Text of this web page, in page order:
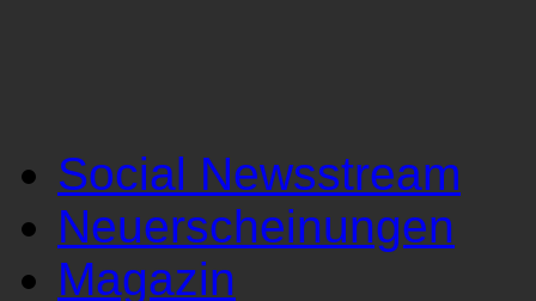
Social Newsstream
Neuerscheinungen
Magazin